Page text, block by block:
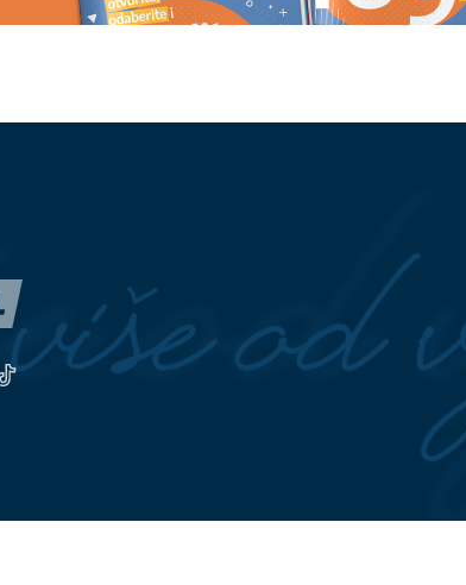
SIMPTOME menopauze
Stari običaj koji se vraća: Zašto
ljudi stavljaju kašiku ispod jastuka
prije spavanja
Nicole
srce